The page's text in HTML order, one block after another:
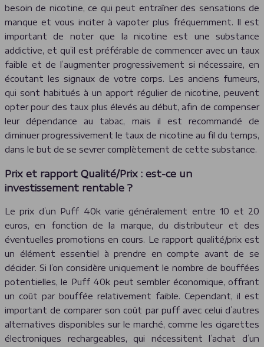
besoin de nicotine, ce qui peut entraîner des sensations de
manque et vous inciter à vapoter plus fréquemment. Il est
important de noter que la nicotine est une substance
addictive, et qu’il est préférable de commencer avec un taux
faible et de l’augmenter progressivement si nécessaire, en
écoutant les signaux de votre corps. Les anciens fumeurs,
qui sont habitués à un apport régulier de nicotine, peuvent
opter pour des taux plus élevés au début, afin de compenser
leur dépendance au tabac, mais il est recommandé de
diminuer progressivement le taux de nicotine au fil du temps,
dans le but de se sevrer complètement de cette substance.
Prix et rapport Qualité/Prix : est-ce un
investissement rentable ?
Le prix d’un Puff 40k varie généralement entre 10 et 20
euros, en fonction de la marque, du distributeur et des
éventuelles promotions en cours. Le rapport qualité/prix est
un élément essentiel à prendre en compte avant de se
décider. Si l’on considère uniquement le nombre de bouffées
potentielles, le Puff 40k peut sembler économique, offrant
un coût par bouffée relativement faible. Cependant, il est
important de comparer son coût par puff avec celui d’autres
alternatives disponibles sur le marché, comme les cigarettes
électroniques rechargeables, qui nécessitent l’achat d’un